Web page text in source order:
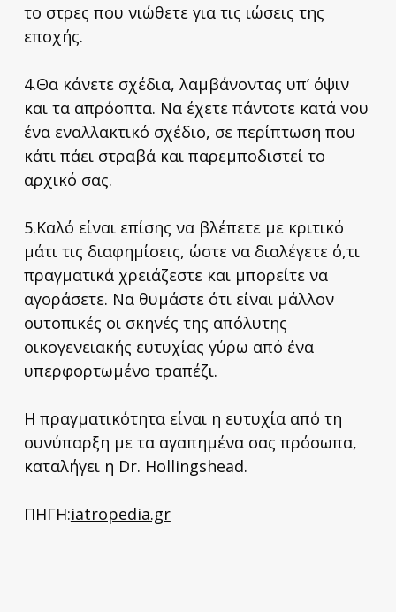
το στρες που νιώθετε για τις ιώσεις της
εποχής.
4.Θα κάνετε σχέδια, λαμβάνοντας υπ’ όψιν
και τα απρόοπτα. Να έχετε πάντοτε κατά νου
ένα εναλλακτικό σχέδιο, σε περίπτωση που
κάτι πάει στραβά και παρεμποδιστεί το
αρχικό σας.
5.Καλό είναι επίσης να βλέπετε με κριτικό
μάτι τις διαφημίσεις, ώστε να διαλέγετε ό,τι
πραγματικά χρειάζεστε και μπορείτε να
αγοράσετε. Να θυμάστε ότι είναι μάλλον
ουτοπικές οι σκηνές της απόλυτης
οικογενειακής ευτυχίας γύρω από ένα
υπερφορτωμένο τραπέζι.
Η πραγματικότητα είναι η ευτυχία από τη
συνύπαρξη με τα αγαπημένα σας πρόσωπα,
καταλήγει η Dr. Hollingshead.
ΠΗΓΗ:iatropedia.gr